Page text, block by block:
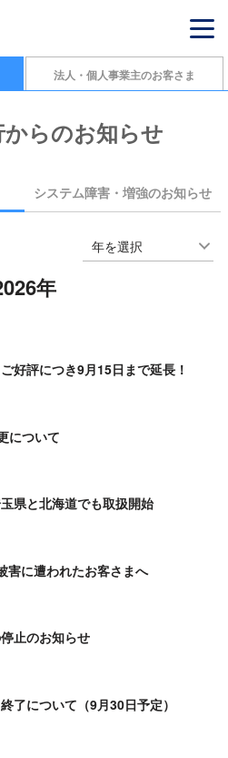
法人・個人事業主のお客さま
らのお知らせ
システム障害・増強のお知らせ
年を選択
年
好評につき9月15日まで延長！
について
県と北海道でも取扱開始
害に遭われたお客さまへ
止のお知らせ
了について（9月30日予定）